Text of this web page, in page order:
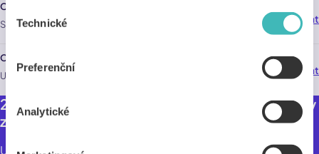
v sekci „Detaily“. Svoji volbu můžeš kdykoliv změnit v
„Nastavení cookies“ (ikonka v zápatí webu). Vše o tom,
Výběr
souhlasu
Technické
Preferenční
Analytické
Ogarova pizza Otrokovice
SNP 1155 , Otrokovice 765 02
Navigovat
Ogarova pizza Zlín
U Zimního stadionu 4286 , Zlín 760 01
Navigovat
2 libovolné pizzy ø32cm ze studentské nabídky
za 349 Kč včetně obalů, dopravy a DPH
Upečení vůbec první pizzy předcházel osudový výlet za